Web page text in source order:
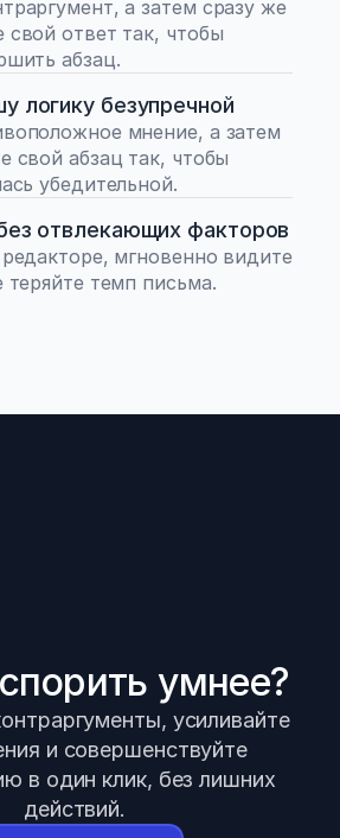
а затем сразу же
свой ответ так, чтобы
абзац.
логику безупречной
мнение, а затем
свой абзац так, чтобы
убедительной.
отвлекающих факторов
мгновенно видите
теряйте темп письма.
умнее?
усиливайте
и совершенствуйте
в один клик, без лишних
действий.